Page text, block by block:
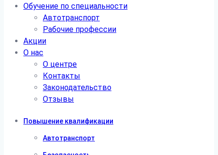
Обучение по специальности
Автотранспорт
Рабочие профессии
Акции
О нас
О центре
Контакты
Законодательство
Отзывы
Повышение квалификации
Автотранспорт